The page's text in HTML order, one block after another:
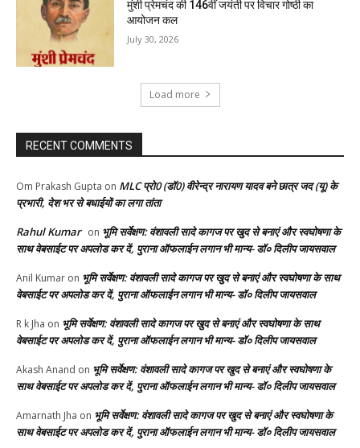
मुंशी प्रेमचंद की 146वीं जयंती पर विचार गोष्ठी का
आयोजन कल
July 30, 2026
Load more
RECENT COMMENTS
Om Prakash Gupta on MLC प्रो0 (डॉ0) वीरेन्द्र नारायण यादव बने छात्र जद (यू) के
प्रभारी, देश भर से बधाईयों का लगा तांता
Rahul Kumar on भूमि सर्वेक्षण: वंशावली सादे कागज पर खुद से बनाएं और स्वघोषणा के
साथ वेबसाईट पर अपलोड कर दें, पुराना ऑफलाईन लगान भी मान्य- डॉ० दिलीप जायसवाल
Anil Kumar on भूमि सर्वेक्षण: वंशावली सादे कागज पर खुद से बनाएं और स्वघोषणा के साथ
वेबसाईट पर अपलोड कर दें, पुराना ऑफलाईन लगान भी मान्य- डॉ० दिलीप जायसवाल
R k Jha on भूमि सर्वेक्षण: वंशावली सादे कागज पर खुद से बनाएं और स्वघोषणा के साथ
वेबसाईट पर अपलोड कर दें, पुराना ऑफलाईन लगान भी मान्य- डॉ० दिलीप जायसवाल
Akash Anand on भूमि सर्वेक्षण: वंशावली सादे कागज पर खुद से बनाएं और स्वघोषणा के
साथ वेबसाईट पर अपलोड कर दें, पुराना ऑफलाईन लगान भी मान्य- डॉ० दिलीप जायसवाल
Amarnath Jha on भूमि सर्वेक्षण: वंशावली सादे कागज पर खुद से बनाएं और स्वघोषणा के
साथ वेबसाईट पर अपलोड कर दें, पुराना ऑफलाईन लगान भी मान्य- डॉ० दिलीप जायसवाल